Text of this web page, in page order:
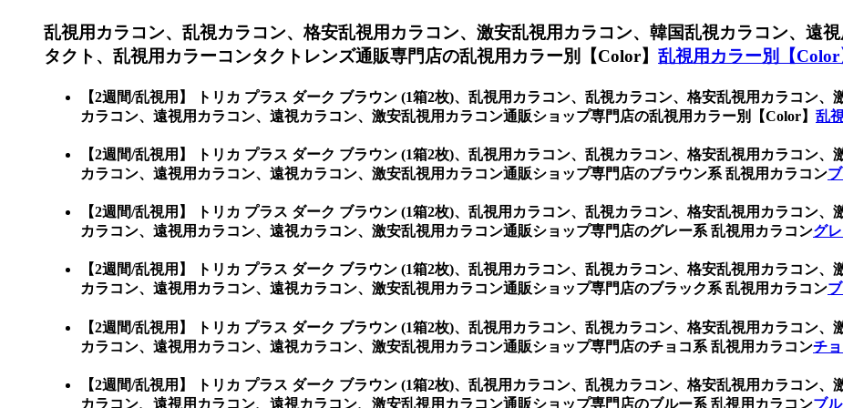
乱視用カラコン、乱視カラコン、格安乱視用カラコン、激安乱視用カラコン、韓国乱視カラコン、遠
タクト、乱視用カラーコンタクトレンズ通販専門店の乱視用カラー別【Color】 乱視用カラー別【Color
【2週間/乱視用】 トリカ プラス ダーク ブラウン (1箱2枚)、乱視用カラコン、乱視カラコン、格安乱視用カラコン
カラコン、遠視用カラコン、遠視カラコン、激安乱視用カラコン通販ショップ専門店の乱視用カラー別【Color】 乱
【2週間/乱視用】 トリカ プラス ダーク ブラウン (1箱2枚)、乱視用カラコン、乱視カラコン、格安乱視用カラコン
カラコン、遠視用カラコン、遠視カラコン、激安乱視用カラコン通販ショップ専門店のブラウン系 乱視用カラコン
【2週間/乱視用】 トリカ プラス ダーク ブラウン (1箱2枚)、乱視用カラコン、乱視カラコン、格安乱視用カラコン
カラコン、遠視用カラコン、遠視カラコン、激安乱視用カラコン通販ショップ専門店のグレー系 乱視用カラコング
【2週間/乱視用】 トリカ プラス ダーク ブラウン (1箱2枚)、乱視用カラコン、乱視カラコン、格安乱視用カラコン
カラコン、遠視用カラコン、遠視カラコン、激安乱視用カラコン通販ショップ専門店のブラック系 乱視用カラコン
【2週間/乱視用】 トリカ プラス ダーク ブラウン (1箱2枚)、乱視用カラコン、乱視カラコン、格安乱視用カラコン
カラコン、遠視用カラコン、遠視カラコン、激安乱視用カラコン通販ショップ専門店のチョコ系 乱視用カラコンチ
【2週間/乱視用】 トリカ プラス ダーク ブラウン (1箱2枚)、乱視用カラコン、乱視カラコン、格安乱視用カラコン
カラコン、遠視用カラコン、遠視カラコン、激安乱視用カラコン通販ショップ専門店のブルー系 乱視用カラコンブ